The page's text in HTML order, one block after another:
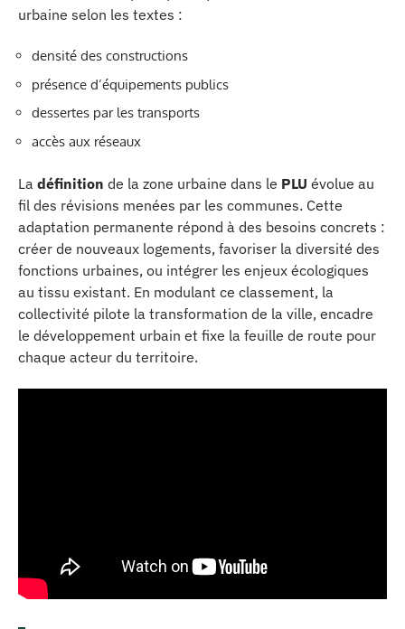
urbaine selon les textes :
densité des constructions
présence d’équipements publics
dessertes par les transports
accès aux réseaux
La définition de la zone urbaine dans le PLU évolue au
fil des révisions menées par les communes. Cette
adaptation permanente répond à des besoins concrets :
créer de nouveaux logements, favoriser la diversité des
fonctions urbaines, ou intégrer les enjeux écologiques
au tissu existant. En modulant ce classement, la
collectivité pilote la transformation de la ville, encadre
le développement urbain et fixe la feuille de route pour
chaque acteur du territoire.